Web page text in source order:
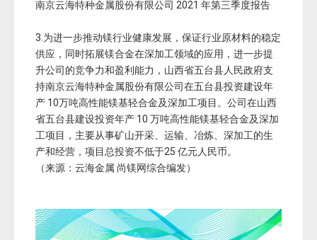
南京云海特种金属股份有限公司 2021 年第三季度报告
3.为进一步推动镁行业健康发展，保证行业原材料的稳定
供应，同时拓展镁合金在深加工领域的应用，进一步提
升公司的竞争力和盈利能力，山西省五台县人民政府支
持南京云海特种金属股份有限公司在五台县投资建设年
产 10万吨高性能镁基轻合金及深加工项目。公司在山西
省五台县建设投资年产 10 万吨高性能镁基轻合金及深加
工项目，主要从事矿山开采、运输、冶炼、深加工的生
产和经营，项目总投资不低于25 亿元人民币。
（来源：云海金属 尚镁网综合编发）